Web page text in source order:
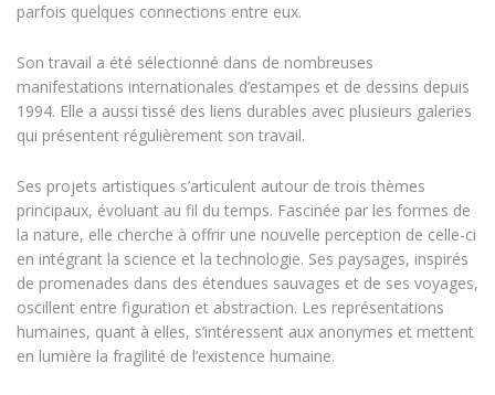
parfois quelques connections entre eux.
Son travail a été sélectionné dans de nombreuses
manifestations internationales d’estampes et de dessins depuis
1994. Elle a aussi tissé des liens durables avec plusieurs galeries
qui présentent régulièrement son travail.
Ses projets artistiques s’articulent autour de trois thèmes
principaux, évoluant au fil du temps. Fascinée par les formes de
la nature, elle cherche à offrir une nouvelle perception de celle-ci
en intégrant la science et la technologie. Ses paysages, inspirés
de promenades dans des étendues sauvages et de ses voyages,
oscillent entre figuration et abstraction. Les représentations
humaines, quant à elles, s’intéressent aux anonymes et mettent
en lumière la fragilité de l’existence humaine.